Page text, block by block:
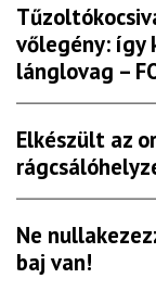
vőlegény: így
lánglovag –
Elkészült az
Ne
baj van!